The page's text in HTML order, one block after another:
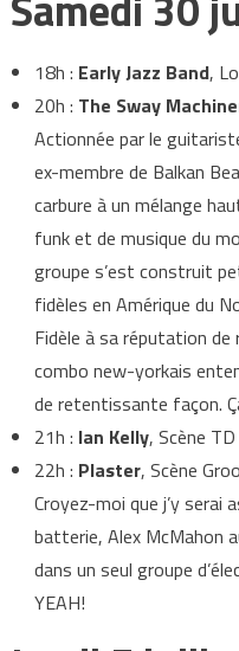
18h : Early Jazz Band,
20h : The Sway
Actionnée par le
ex-membre de Balkan
carbure à un mélange
funk et de musique du
groupe s’est construit
fidèles en Amérique du
Fidèle à sa réputation de
combo new-yorkais
de retentissante façon.
21h : Ian Kelly, Scène
22h : Plaster, Scène
Croyez-moi que j’y serai
batterie, Alex McMahon
dans un seul groupe
YEAH!